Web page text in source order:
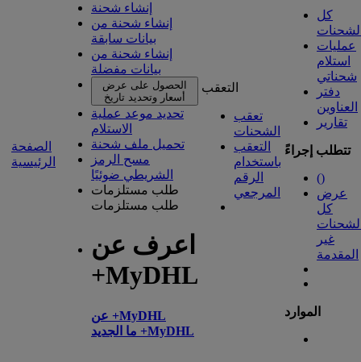
الصفحة
الرئيسية
إنشاء شحنة
إنشاء شحنة من
بيانات سابقة
إنشاء شحنة من
بيانات مفضلة
الحصول على عرض
أسعار وتحديد تاريخ
تحديد موعد عملية
الاستلام
تحميل ملف شحنة
مسح الرمز
الشريطي ضوئيًا
طلب مستلزمات
طلب مستلزمات
اعرف عن
+MyDHL
عن +MyDHL
ما الجديد +MyDHL
التعقب
تعقب
الشحنات
التعقب
باستخدام
الرقم
المرجعي
كل
عمليات
استلام
شحناتي
دفتر
العناوين
تقارير
تتطلب إجراءً
()
عرض
كل
غير
المقدمة
الموارد